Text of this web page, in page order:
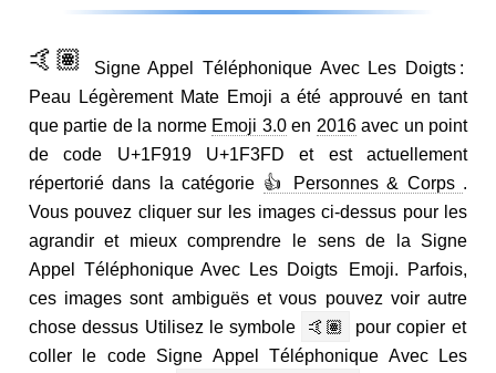
🤙🏽
Signe Appel Téléphonique Avec Les Doigts :
Peau Légèrement Mate Emoji a été approuvé en tant
que partie de la norme Emoji 3.0en 2016avec un point
de code U+1F919 U+1F3FD et est actuellement
répertorié dans la catégorie 👍 Personnes & Corps .
Vous pouvez cliquer sur les images ci-dessus pour les
agrandir et mieux comprendre le sens de la Signe
Appel Téléphonique Avec Les Doigts Emoji. Parfois,
ces images sont ambiguës et vous pouvez voir autre
chose dessus Utilisez le symbole
🤙🏽
pour copier et
coller le code Signe Appel Téléphonique Avec Les